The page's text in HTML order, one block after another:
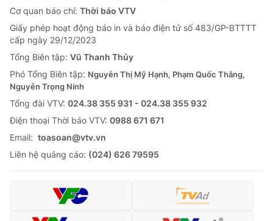
Cơ quan báo chí: Thời báo VTV
Giấy phép hoạt động báo in và báo điện tử số 483/GP-BTTTT
cấp ngày 29/12/2023
Tổng Biên tập: Vũ Thanh Thủy
Phó Tổng Biên tập: Nguyễn Thị Mỹ Hạnh, Phạm Quốc Thắng,
Nguyễn Trọng Ninh
Tổng đài VTV: 024.38 355 931 - 024.38 355 932
Ðiện thoại Thời báo VTV: 0988 671 671
Email: toasoan@vtv.vn
Liên hệ quảng cáo: (024) 626 79595